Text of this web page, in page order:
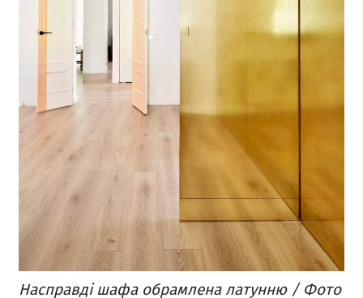
Насправді шафа обрамлена латунню / Фото